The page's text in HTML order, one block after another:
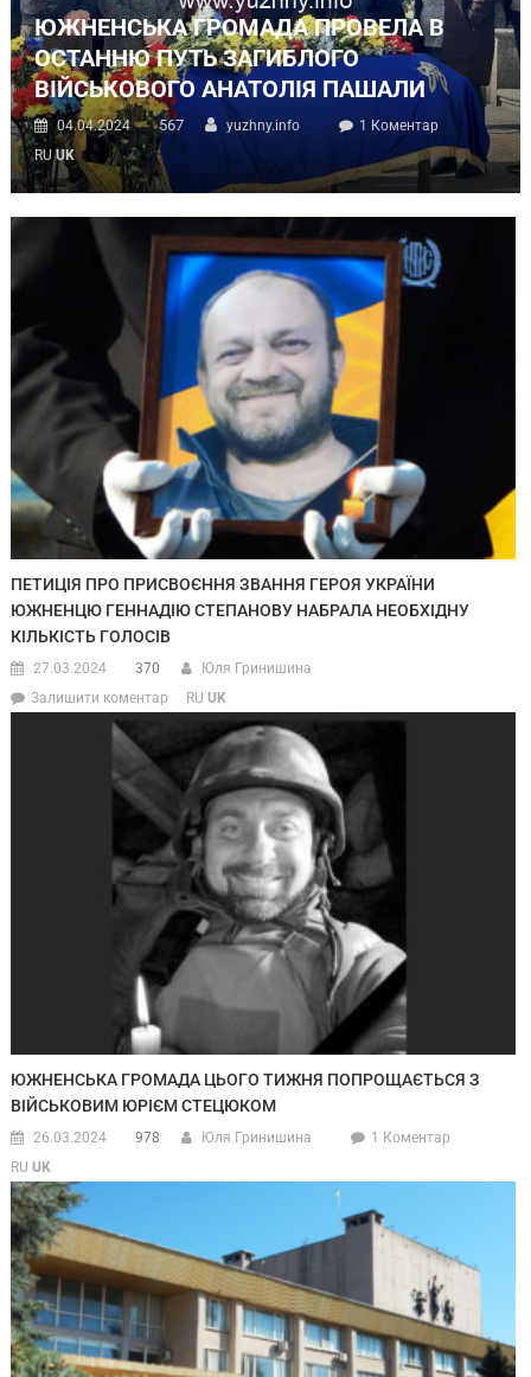
ЮЖНЕНСЬКА ГРОМАДА ПРОВЕЛА В
ОСТАННЮ ПУТЬ ЗАГИБЛОГО
ВІЙСЬКОВОГО АНАТОЛІЯ ПАШАЛИ
04.04.2024 567 yuzhny.info
1 Коментар
RU UK
ПЕТИЦІЯ ПРО ПРИСВОЄННЯ ЗВАННЯ ГЕРОЯ УКРАЇНИ
ЮЖНЕНЦЮ ГЕННАДІЮ СТЕПАНОВУ НАБРАЛА НЕОБХІДНУ
КІЛЬКІСТЬ ГОЛОСІВ
27.03.2024 370
Юля Гринишина
Залишити коментар
RU UK
ЮЖНЕНСЬКА ГРОМАДА ЦЬОГО ТИЖНЯ ПОПРОЩАЄТЬСЯ З
ВІЙСЬКОВИМ ЮРІЄМ СТЕЦЮКОМ
26.03.2024 978 Юля Гринишина
1 Коментар
RU UK